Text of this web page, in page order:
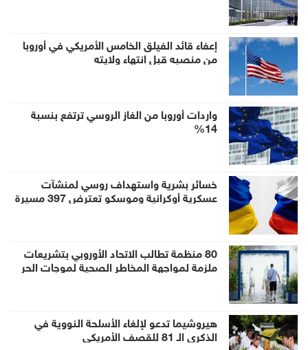
إعفاء قائد الفيلق الخامس الأمريكي في أوروبا
من منصبه قبل انتهاء ولايته
واردات أوروبا من الغاز الروسي ترتفع بنسبة
14%
خسائر بشرية واستهداف روسي لمنشآت
عسكرية أوكرانية وموسكو تعترض 397 مسيرة
80 منظمة تطالب الاتحاد الأوروبي بتشريعات
ملزمة لمواجهة المخاطر الصحية لموجات الحر
هيروشيما تدعو لإلغاء الأسلحة النووية في
الذكرى الـ 81 للقصف الأمريكي